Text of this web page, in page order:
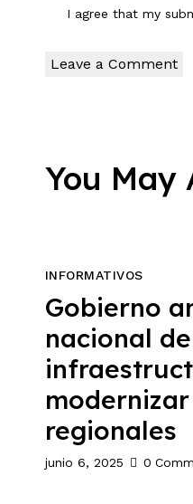
I agree that my
You May
INFORMATIVOS
Gobierno
nacional de
regionales
junio 6, 2025 0